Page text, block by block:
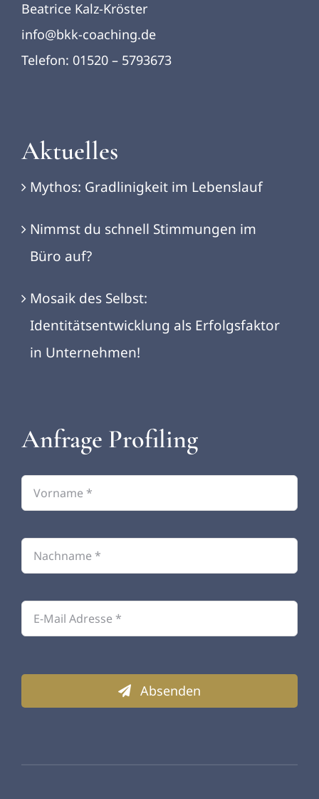
Beatrice Kalz-Kröster
info@bkk-coaching.de
Telefon: 01520 – 5793673
Aktuelles
Mythos: Gradlinigkeit im Lebenslauf
Nimmst du schnell Stimmungen im
Büro auf?
Mosaik des Selbst:
Identitätsentwicklung als Erfolgsfaktor
in Unternehmen!
Anfrage Profiling
Absenden